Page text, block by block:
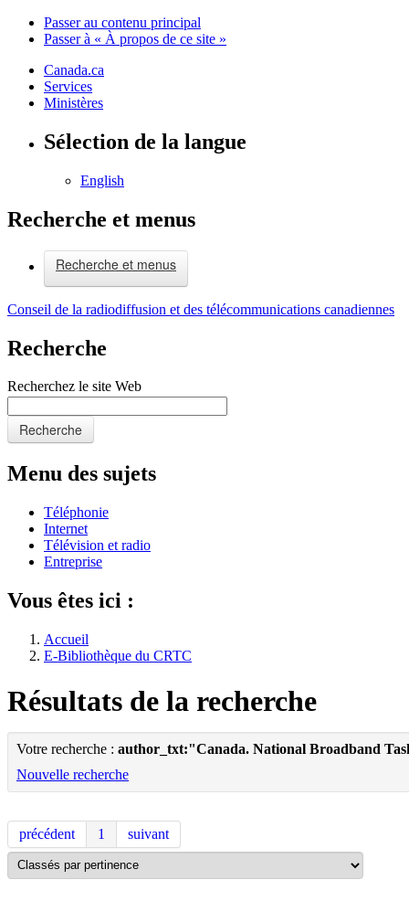
Passer au contenu principal
Passer à « À propos de ce site »
Canada.ca
Services
Ministères
Sélection de la langue
English
Recherche et menus
Recherche et menus
Conseil de la radiodiffusion et des télécommunications canadiennes
Recherche
Recherchez le site Web
Recherche
Menu des sujets
Téléphonie
Internet
Télévision et radio
Entreprise
Vous êtes ici :
Accueil
E-Bibliothèque du CRTC
Résultats de la recherche
Votre recherche : author_txt:"Canada. National Broadband
Nouvelle recherche
précédent 1 suivant